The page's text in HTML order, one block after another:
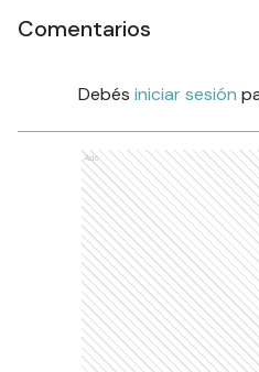
Comentarios
Debés iniciar sesión
Ads